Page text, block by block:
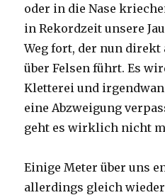
oder in die Nase
in Rekordzeit unsere
Weg fort, der nun direkt
über Felsen führt. Es
Kletterei und
eine Abzweigung
geht es wirklich nicht
Einige Meter über uns
allerdings gleich